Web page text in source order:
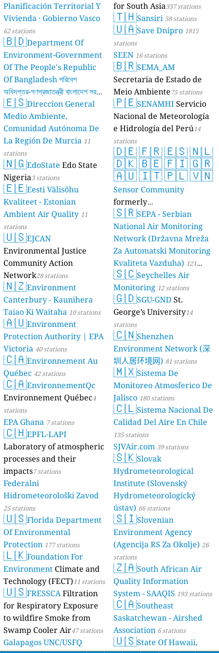
Planificación Territorial Y
Vivienda · Gobierno Vasco
62 stations
🇧🇩Department Of
Environment-Government
Of The People's Republic
Of Bangladesh পরিবেশ
অধিদপ্তর-গণপ্রজাতন্ত্রী বাংলাদেশ সরকার
17 stations
🇪🇸Direccion General
Medio Ambiente,
Comunidad Autónoma De
La Región De Murcia 11
stations
🇳🇬EdoState Edo State
Nigeria3 stations
🇪🇪Eesti Välisõhu
Kvaliteet - Estonian
Ambient Air Quality 11
stations
🇺🇸EJCAN
Environmental Justice
Community Action
Network28 stations
🇳🇿Environment
Canterbury - Kaunihera
Taiao Ki Waitaha 10 stations
🇦🇺Environment
Protection Authority | EPA
Victoria 40 stations
🇨🇦Environnement Au
Québec 42 stations
🇨🇦EnvironnementQc
Environnement Québec4
stations
EPA Ghana 7 stations
🇨🇭EPFL-LAPI
Laboratory of atmospheric
processes and their
impacts7 stations
Federalni
Hidrometeorološki Zavod
25 stations
🇺🇸Florida Department
Of Environmental
Protection 177 stations
🇱🇰Foundation For
Environment Climate and
Technology (FECT)11 stations
🇺🇸FRESSCAFiltration
for Respiratory Exposure
to wildfire Smoke from
Swamp Cooler Air47 stations
Galapagos UNC/USFQ
for South Asia337 stations
🇹🇭Sansiri 58 stations
🇺🇦Save Dnipro 1815
stations
SEEN 16 stations
🇧🇷SEMA_AM
Secretaria de Estado de
Meio Ambiente75 stations
🇵🇪SENAMHIServicio
Nacional de Meteorología
e Hidrología del Perú14
stations
🇩🇪🇫🇷🇪🇸🇳🇱
🇩🇰🇧🇪🇫🇮🇬🇷
🇦🇺🇮🇹🇵🇱🇻🇳
Sensor Community
formerly
luftdaten.info35819 stations
🇸🇷SEPA - Serbian
National Air Monitoring
Network (Državna Mreža
Za Automatski Monitoring
Kvaliteta Vazduha) 121
stations
🇸🇨Seychelles Air
Monitoring 12 stations
🇬🇩SGU-GND St.
George’s University14
stations
🇨🇳Shenzhen
Environment Network (深
圳人居环境网) 81 stations
🇲🇽Sistema De
Monitoreo Atmosferico De
Jalisco 180 stations
🇨🇱Sistema Nacional De
Calidad Del Aire En Chile
135 stations
SJVAir.com 39 stations
🇸🇰Slovak
Hydrometeorological
Institute (Slovenský
Hydrometeorologický
ústav) 66 stations
🇸🇮Slovenian
Environment Agency
(Agencija RS Za Okolje) 26
stations
🇿🇦South African Air
Quality Information
System - SAAQIS 193 stations
🇨🇦Southeast
Saskatchewan - Airshed
Association 6 stations
🇺🇸State Of Hawaii,